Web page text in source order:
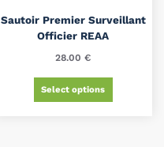
Sautoir Premier Surveillant
Officier REAA
28.00€
Select options